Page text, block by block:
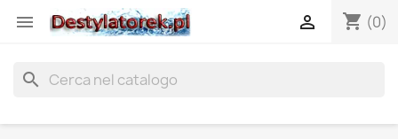
 shopping_cart (0)

search